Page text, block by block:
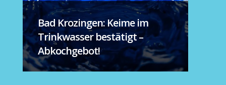
Bad Krozingen: Keime im
Trinkwasser bestätigt –
Abkochgebot!